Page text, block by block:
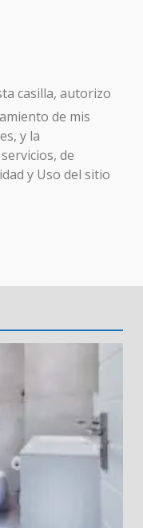
casilla, autorizo
de mis
y la
de
y Uso del sitio